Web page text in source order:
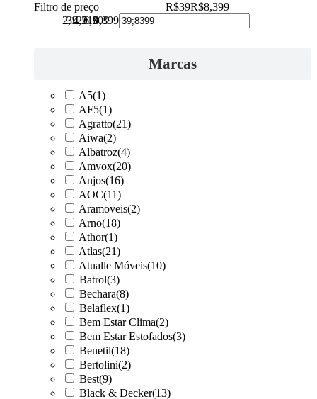
Filtro de preço R$39R$8,399
39
2,129
4,219
6,309
8,399
Marcas
A5(1)
AF5(1)
Agratto(21)
Aiwa(2)
Albatroz(4)
Amvox(20)
Anjos(16)
AOC(11)
Aramoveis(2)
Arno(18)
Athor(1)
Atlas(21)
Atualle Móveis(10)
Batrol(3)
Bechara(8)
Belaflex(1)
Bem Estar Clima(2)
Bem Estar Estofados(3)
Benetil(18)
Bertolini(2)
Best(9)
Black & Decker(13)